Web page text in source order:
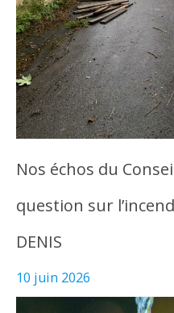
Nos échos du
question sur
DENIS
10 juin 2026